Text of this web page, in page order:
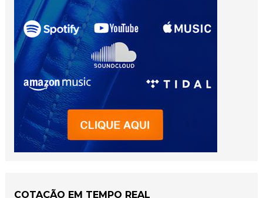
COTAÇÃO EM TEMPO REAL